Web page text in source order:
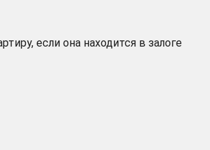
если она находится в залоге